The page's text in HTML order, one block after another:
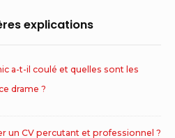
explications
a-t-il coulé et quelles sont les
drame ?
un CV percutant et professionnel ?